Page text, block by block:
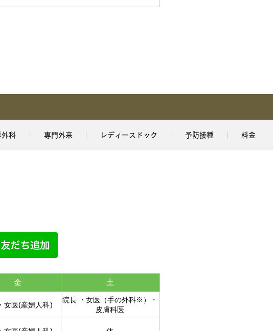
外科 専門外来 レディースドック 予防接種 料金
金 土
女医(産婦人科)
院長 ・女医（手の外科※）・
皮膚科医